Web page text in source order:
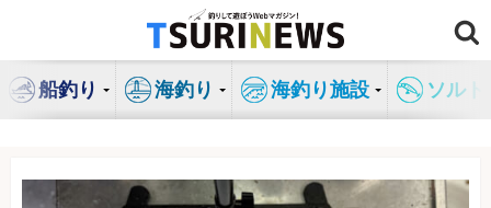
ン
船釣り 海釣り 海釣り施設 ソル